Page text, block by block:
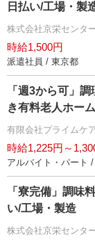
日払い/工場・製
株式会社京栄センタ
時給1,500円
派遣社員 / 東京都
「週3から可」
き有料老人ホーム
有限会社プライムケ
時給1,225円～
アルバイト・パート
「寮完備」調味
い/工場・製造
株式会社京栄センタ